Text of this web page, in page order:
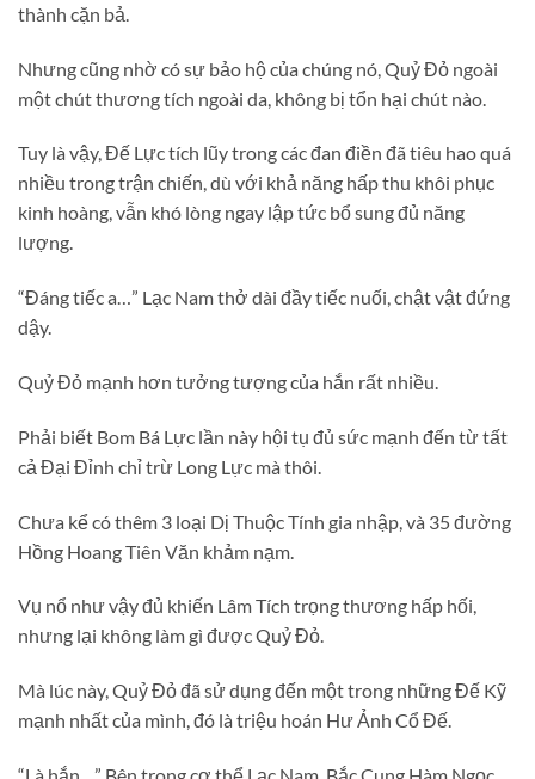
thành cặn bả.
Nhưng cũng nhờ có sự bảo hộ của chúng nó, Quỷ Đỏ ngoài
một chút thương tích ngoài da, không bị tổn hại chút nào.
Tuy là vậy, Đế Lực tích lũy trong các đan điền đã tiêu hao quá
nhiều trong trận chiến, dù với khả năng hấp thu khôi phục
kinh hoàng, vẫn khó lòng ngay lập tức bổ sung đủ năng
lượng.
“Đáng tiếc a…” Lạc Nam thở dài đầy tiếc nuối, chật vật đứng
dậy.
Quỷ Đỏ mạnh hơn tưởng tượng của hắn rất nhiều.
Phải biết Bom Bá Lực lần này hội tụ đủ sức mạnh đến từ tất
cả Đại Đỉnh chỉ trừ Long Lực mà thôi.
Chưa kể có thêm 3 loại Dị Thuộc Tính gia nhập, và 35 đường
Hồng Hoang Tiên Văn khảm nạm.
Vụ nổ như vậy đủ khiến Lâm Tích trọng thương hấp hối,
nhưng lại không làm gì được Quỷ Đỏ.
Mà lúc này, Quỷ Đỏ đã sử dụng đến một trong những Đế Kỹ
mạnh nhất của mình, đó là triệu hoán Hư Ảnh Cổ Đế.